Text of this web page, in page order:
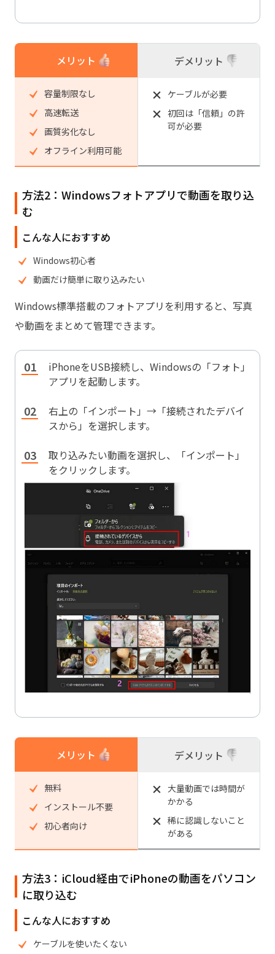
メリット
容量制限なし
高速転送
画質劣化なし
オフライン利用可能
デメリット
ケーブルが必要
初回は「信頼」の許
可が必要
方法2：Windowsフォトアプリで動画を取り込
む
こんな人におすすめ
Windows初心者
動画だけ簡単に取り込みたい
Windows標準搭載のフォトアプリを利用すると、写真
や動画をまとめて管理できます。
iPhoneをUSB接続し、Windowsの「フォト」
アプリを起動します。
右上の「インポート」→「接続されたデバイ
スから」を選択します。
取り込みたい動画を選択し、「インポート」
をクリックします。
メリット
無料
インストール不要
初心者向け
デメリット
大量動画では時間が
かかる
稀に認識しないこと
がある
方法3：iCloud経由でiPhoneの動画をパソコン
に取り込む
こんな人におすすめ
ケーブルを使いたくない